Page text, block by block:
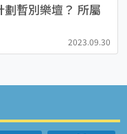
暫別樂壇？ 所屬
2023.09.30